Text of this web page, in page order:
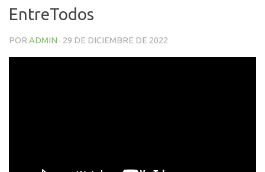
EntreTodos
POR ADMIN · 29 DE DICIEMBRE DE 2022